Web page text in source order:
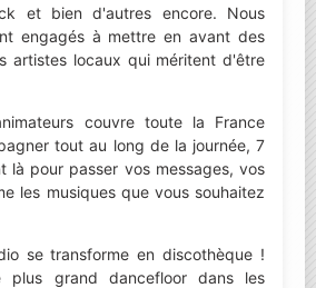
et bien d'autres encore. Nous
engagés à mettre en avant des
artistes locaux qui méritent d'être
couvre toute la France
tout au long de la journée, 7
là pour passer vos messages, vos
les musiques que vous souhaitez
se transforme en discothèque !
plus grand dancefloor dans les